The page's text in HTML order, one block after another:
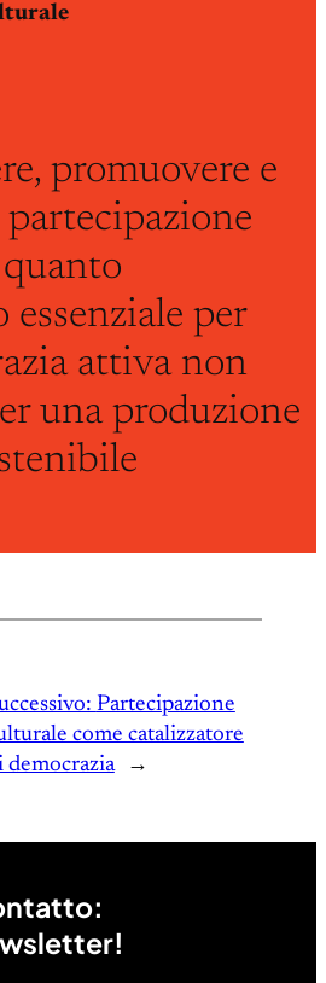
promuovere e
partecipazione
essenziale per
attiva non
una produzione
Partecipazione
come catalizzatore
democrazia
→